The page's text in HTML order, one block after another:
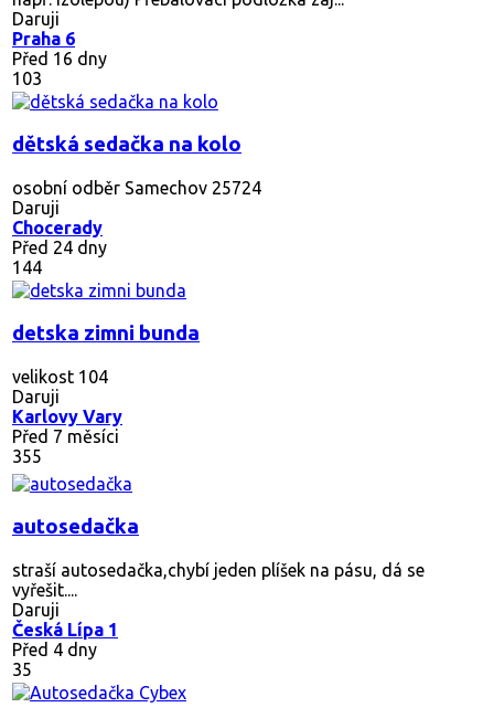
Daruji
Praha 6
Před 16 dny
103
dětská sedačka na kolo
osobní odběr Samechov 25724
Daruji
Chocerady
Před 24 dny
144
detska zimni bunda
velikost 104
Daruji
Karlovy Vary
Před 7 měsíci
355
autosedačka
straší autosedačka,chybí jeden plíšek na pásu, dá se
vyřešit....
Daruji
Česká Lípa 1
Před 4 dny
35